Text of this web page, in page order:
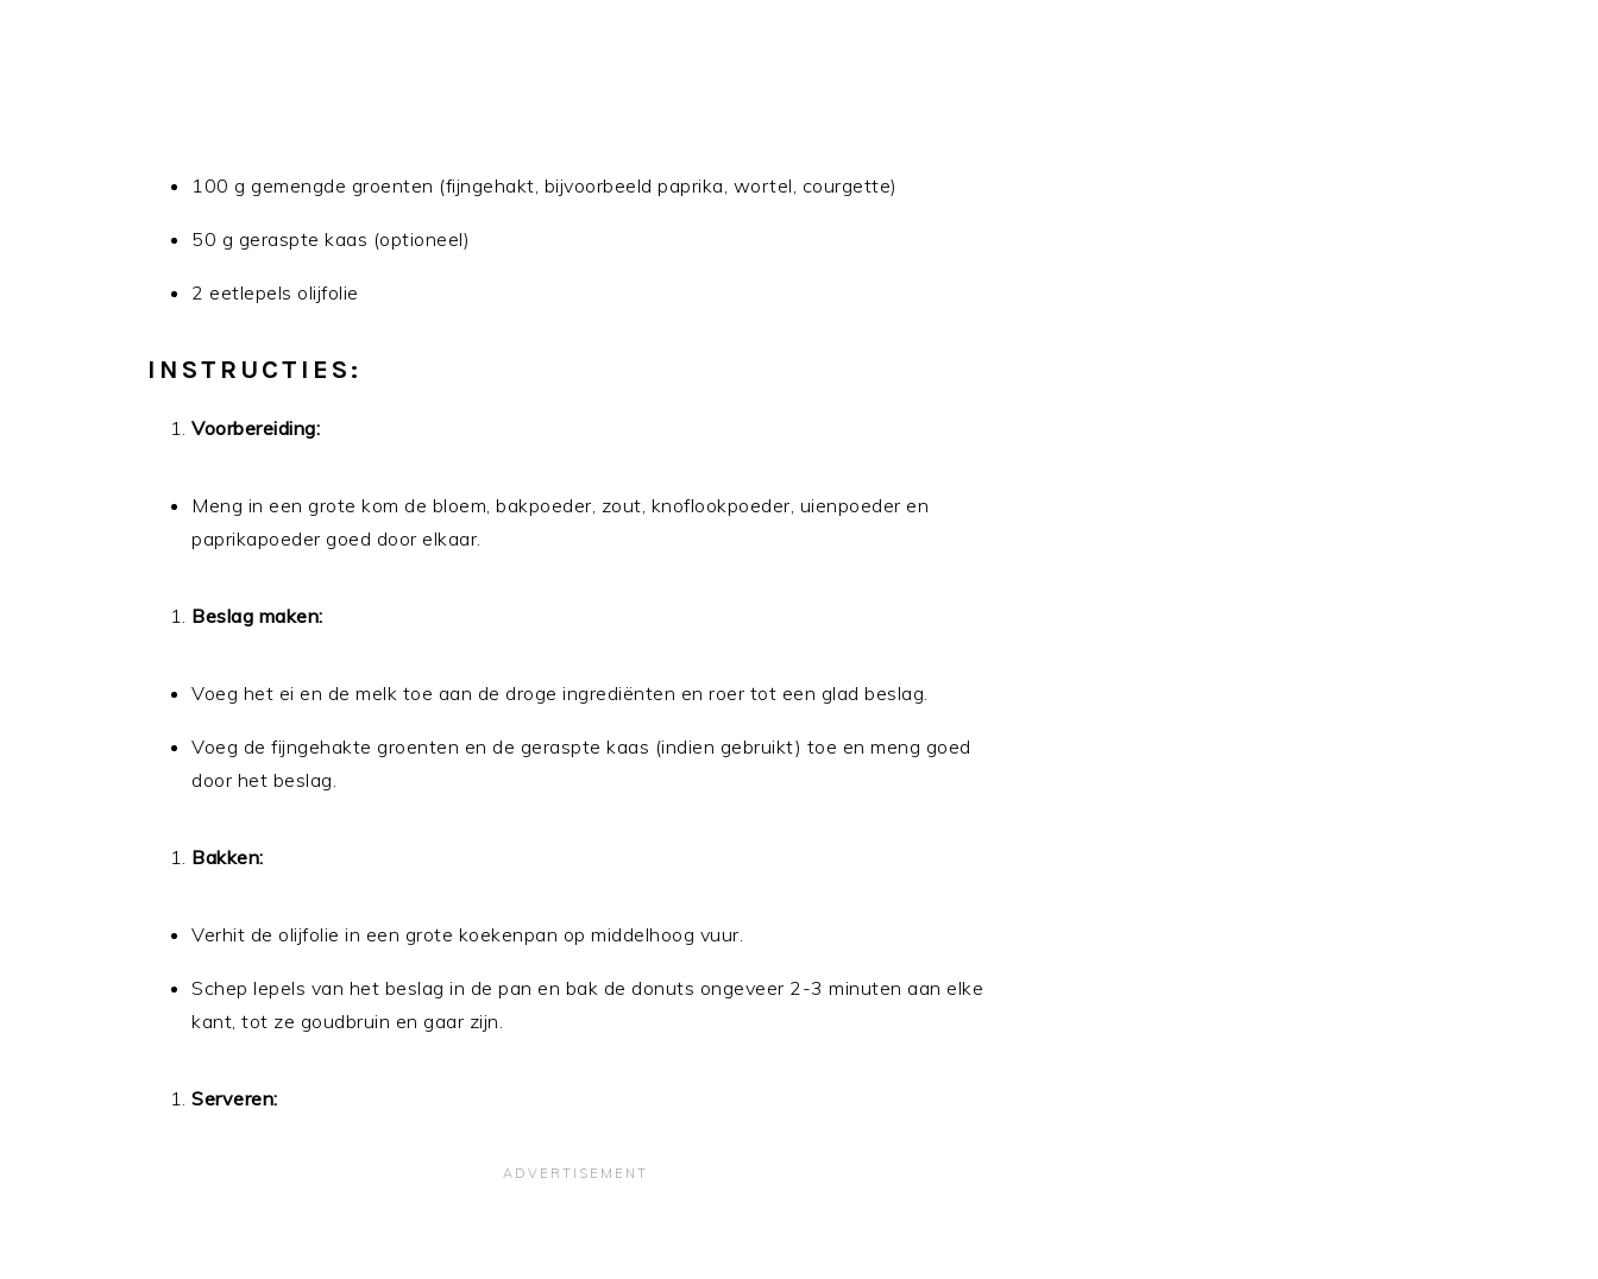
100 g gemengde groenten (fijngehakt, bijvoorbeeld paprika, wortel, courgette)
50 g geraspte kaas (optioneel)
2 eetlepels olijfolie
INSTRUCTIES:
Voorbereiding:
Meng in een grote kom de bloem, bakpoeder, zout, knoflookpoeder, uienpoeder en
paprikapoeder goed door elkaar.
Beslag maken:
Voeg het ei en de melk toe aan de droge ingrediënten en roer tot een glad beslag.
Voeg de fijngehakte groenten en de geraspte kaas (indien gebruikt) toe en meng goed
door het beslag.
Bakken:
Verhit de olijfolie in een grote koekenpan op middelhoog vuur.
Schep lepels van het beslag in de pan en bak de donuts ongeveer 2-3 minuten aan elke
kant, tot ze goudbruin en gaar zijn.
Serveren: